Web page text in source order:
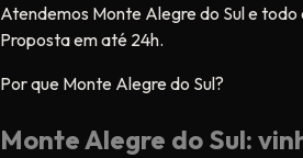
Atendemos Monte Alegre do Sul e todo
Proposta em até 24h.
Por que Monte Alegre do Sul?
Monte Alegre do Sul: